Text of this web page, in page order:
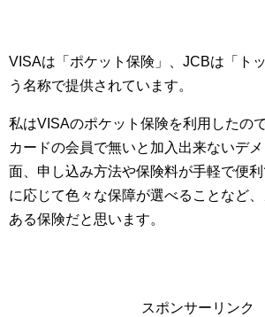
VISAは「ポケット保険」、JCBは「ト
う名称で提供されています。
私はVISAのポケット保険を利用したの
カードの会員で無いと加入出来ないデ
面、申し込み方法や保険料が手軽で便
に応じて色々な保障が選べることなど
ある保険だと思います。
スポンサーリンク